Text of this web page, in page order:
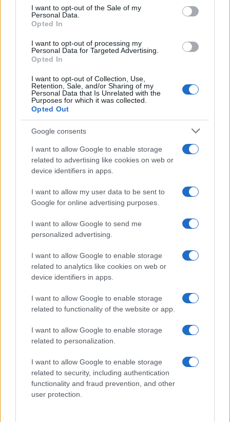
services and may gather and store information including but
not limited to your visit or usage behaviour. You may click to
grant or deny consent to Google and its third-party tags to
consent section.
I want to opt-out of the Sale of my
Personal Data.
Opted In
I want to opt-out of processing my
Personal Data for Targeted Advertising.
Opted In
I want to opt-out of Collection, Use,
Retention, Sale, and/or Sharing of my
Personal Data that Is Unrelated with the
Purposes for which it was collected.
Opted Out
Google consents
I want to allow Google to enable storage
related to advertising like cookies on web or
device identifiers in apps.
I want to allow my user data to be sent to
Google for online advertising purposes.
I want to allow Google to send me
personalized advertising.
I want to allow Google to enable storage
related to analytics like cookies on web or
device identifiers in apps.
I want to allow Google to enable storage
related to functionality of the website or app.
I want to allow Google to enable storage
related to personalization.
I want to allow Google to enable storage
related to security, including authentication
functionality and fraud prevention, and other
user protection.
InvestirMag
Investieren24
UK
News Hub UK
Lgbtq News
Investeren 24
NL Newz